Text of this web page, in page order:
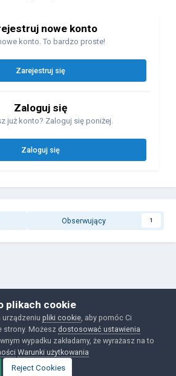
nowe konto
konto. To bardzo proste!
Zarejestruj się
Zaloguj się
już konto? Zaloguj się poniżej.
Zaloguj się
Obserwujący 1
prywatności Ciasteczka
by Invision Community
plikach cookie
urządzeniupliki cookie , aby pomóc Ci
strony. Możesz dostosować ustawienia
wypadku zakładamy, że wyrażasz na to
Warunki użytkowania
Reject Cookies